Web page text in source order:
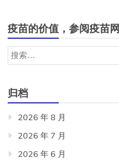
疫苗的价值，参阅疫苗网
搜
索：
归档
2026 年 8 月
2026 年 7 月
2026 年 6 月